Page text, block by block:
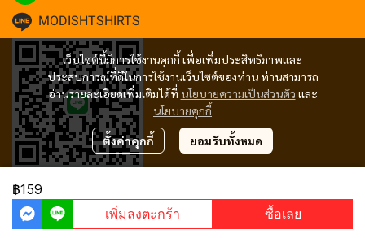
฿159
เพิ่มลงตะกร้า ซื้อเลย
เว็บไซต์นี้มีการใช้งานคุกกี้ เพื่อเพิ่มประสิทธิภาพและ
ประสบการณ์ที่ดีในการใช้งานเว็บไซต์ของท่าน ท่านสามารถ
อ่านรายละเอียดเพิ่มเติมได้ที่ นโยบายความเป็นส่วนตัว และ
นโยบายคุกกี้
ตั้งค่าคุกกี้ ยอมรับทั้งหมด
MODISHTSHIRTS
Copyright 2024 | All Rights Reserved | Powered by MWE
Powered By MakeWebEasy